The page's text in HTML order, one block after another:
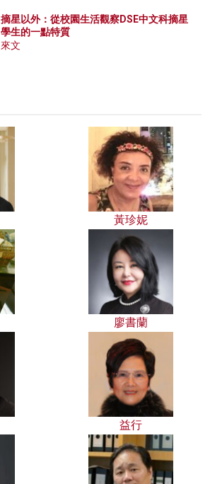
摘星以外：從校園生活觀察DSE中文科摘星
學生的一點特質
來文
黃珍妮
廖書蘭
益行